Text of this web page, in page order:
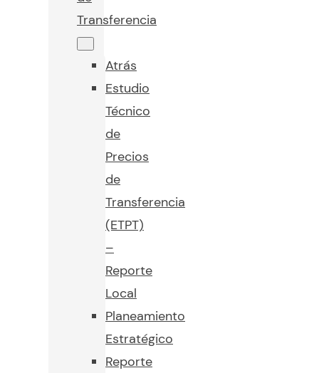
Transferencia
Atrás
Estudio
Técnico
de
Precios
de
Transferencia
(ETPT)
–
Reporte
Local
Planeamiento
Estratégico
Reporte